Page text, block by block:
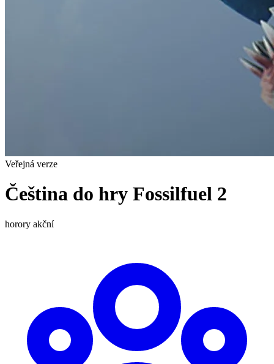
Veřejná verze
Čeština do hry Fossilfuel 2
horory akční